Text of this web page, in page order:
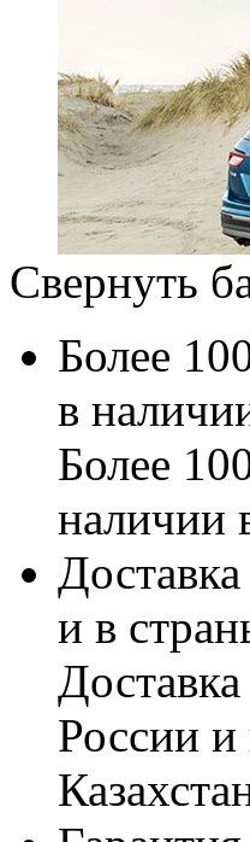
Свернуть
Более
в
Более
наличии
и в
России